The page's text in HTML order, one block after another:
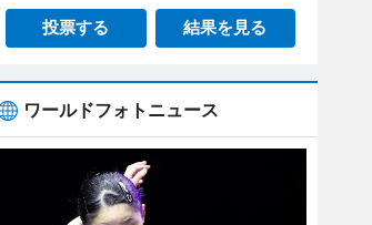
投票する 結果を見る
ワールドフォトニュース